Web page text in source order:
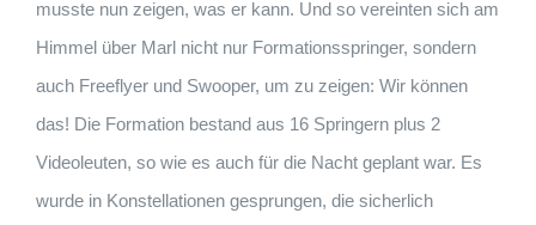
musste nun zeigen, was er kann. Und so vereinten sich am
Himmel über Marl nicht nur Formationsspringer, sondern
auch Freeflyer und Swooper, um zu zeigen: Wir können
das! Die Formation bestand aus 16 Springern plus 2
Videoleuten, so wie es auch für die Nacht geplant war. Es
wurde in Konstellationen gesprungen, die sicherlich